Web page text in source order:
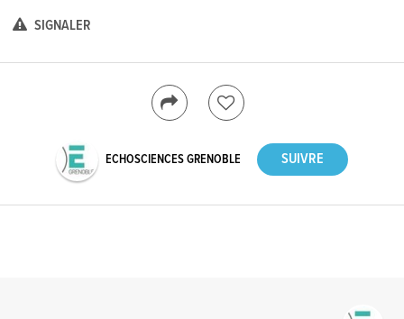
SIGNALER
ECHOSCIENCES GRENOBLE